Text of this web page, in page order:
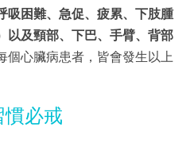
吸困難、急促、疲累、下肢腫
以及頸部、下巴、手臂、背部
個心臟病患者，皆會發生以上
慣必戒